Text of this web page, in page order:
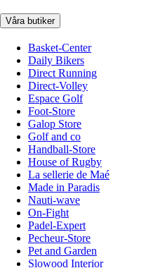
Våra butiker
Basket-Center
Daily Bikers
Direct Running
Direct-Volley
Espace Golf
Foot-Store
Galop Store
Golf and co
Handball-Store
House of Rugby
La sellerie de Maé
Made in Paradis
Nauti-wave
On-Fight
Padel-Expert
Pecheur-Store
Pet and Garden
Slowood Interior